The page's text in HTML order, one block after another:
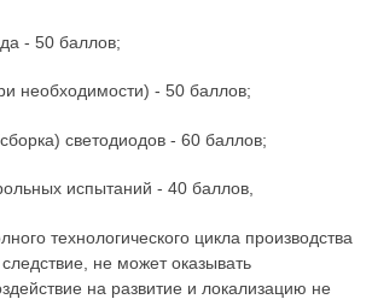
- 50 баллов;
необходимости) - 50 баллов;
светодиодов - 60 баллов;
испытаний - 40 баллов,
технологического цикла производства
не может оказывать
на развитие и локализацию не